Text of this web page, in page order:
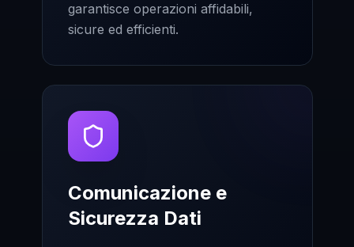
garantisce operazioni affidabili,
sicure ed efficienti.
Comunicazione e
Sicurezza Dati